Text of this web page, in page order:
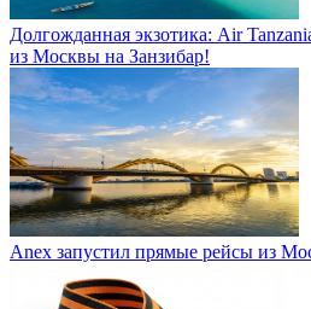
Долгожданная экзотика: Air
из Москвы на Занзибар!
Anex запустил прямые рейсы из